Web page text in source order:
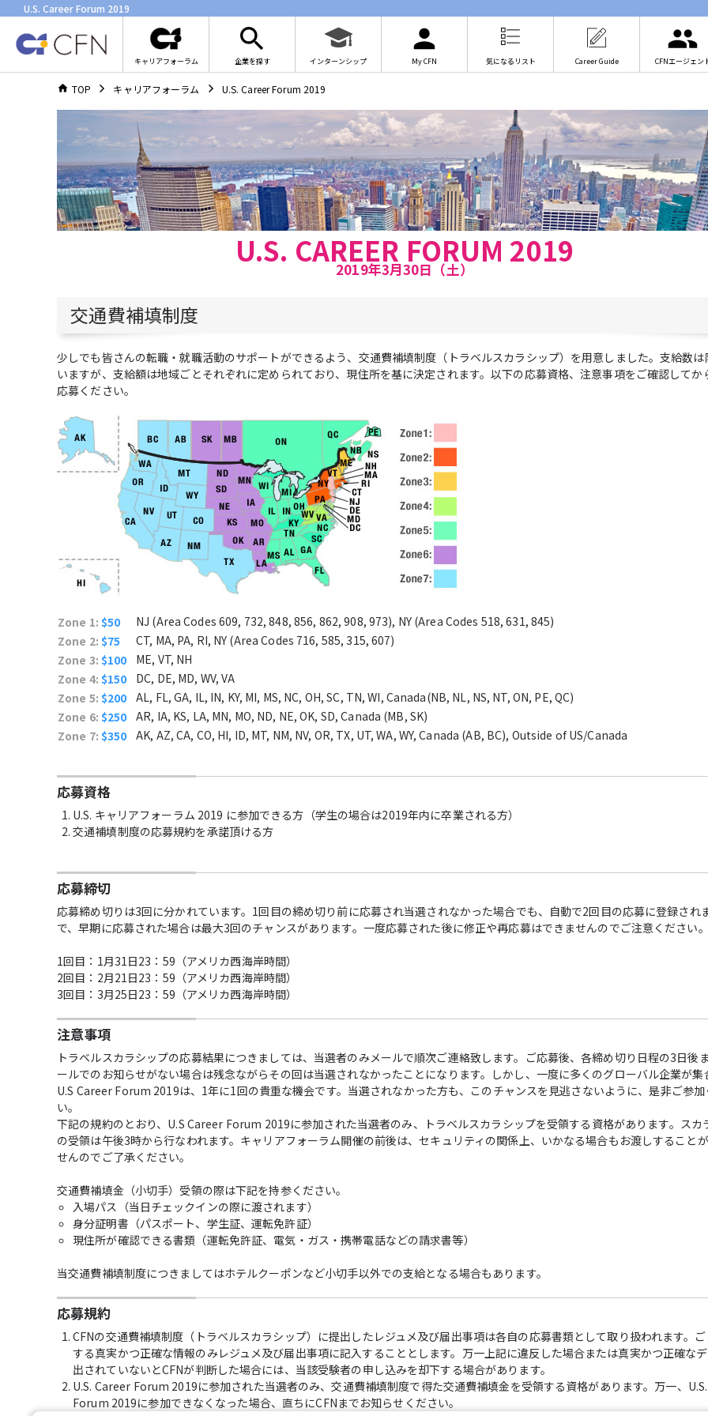
U.S. Career Forum 2019
キャリアフォーラム 企業を探す インターンシップ My CFN 気になるリスト Career Guide CFNエージェン
TOP キャリアフォーラム U.S. Career Forum 2019
U.S. CAREER FORUM 2019
2019年3月30日（土）
交通費補填制度
少しでも皆さんの転職・就職活動のサポートができるよう、交通費補填制度（トラベルスカラシップ）を用意しました。支給数は
いますが、支給額は地域ごとそれぞれに定められており、現住所を基に決定されます。以下の応募資格、注意事項をご確認してか
応募ください。
Zone 1:$50
NJ (Area Codes 609, 732, 848, 856, 862, 908, 973), NY (Area Codes 518, 631, 845)
Zone 2:$75
CT, MA, PA, RI, NY (Area Codes 716, 585, 315, 607)
Zone 3:$100
ME, VT, NH
Zone 4:$150
DC, DE, MD, WV, VA
Zone 5:$200 AL, FL, GA, IL, IN, KY, MI, MS, NC, OH, SC, TN, WI, Canada(NB, NL, NS, NT, ON, PE, QC)
Zone 6:$250 AR, IA, KS, LA, MN, MO, ND, NE, OK, SD, Canada (MB, SK)
Zone 7:$350 AK, AZ, CA, CO, HI, ID, MT, NM, NV, OR, TX, UT, WA, WY, Canada (AB, BC), Outside of US/Canada
応募資格
U.S. キャリアフォーラム 2019 に参加できる方（学生の場合は2019年内に卒業される方）
交通補填制度の応募規約を承諾頂ける方
応募締切
応募締め切りは3回に分かれています。1回目の締め切り前に応募され当選されなかった場合でも、自動で2回目の応募に登録され
で、早期に応募された場合は最大3回のチャンスがあります。一度応募された後に修正や再応募はできませんのでご注意ください。
1回目：1月31日23：59（アメリカ西海岸時間）
2回目：2月21日23：59（アメリカ西海岸時間）
3回目：3月25日23：59（アメリカ西海岸時間）
注意事項
トラベルスカラシップの応募結果につきましては、当選者のみメールで順次ご連絡致します。ご応募後、各締め切り日程の3日後
ールでのお知らせがない場合は残念ながらその回は当選されなかったことになります。しかし、一度に多くのグローバル企業が集
U.S Career Forum 2019は、1年に1回の貴重な機会です。当選されなかった方も、このチャンスを見逃さないように、是非ご参加
い。
下記の規約のとおり、U.S Career Forum 2019に参加された当選者のみ、トラベルスカラシップを受領する資格があります。スカ
の受領は午後3時から行なわれます。キャリアフォーラム開催の前後は、セキュリティの関係上、いかなる場合もお渡しすること
せんのでご了承ください。
交通費補填金（小切手）受領の際は下記を持参ください。
入場パス（当日チェックインの際に渡されます）
身分証明書（パスポート、学生証、運転免許証）
現住所が確認できる書類（運転免許証、電気・ガス・携帯電話などの請求書等）
当交通費補填制度につきましてはホテルクーポンなど小切手以外での支給となる場合もあります。
応募規約
CFNの交通費補填制度（トラベルスカラシップ）に提出したレジュメ及び届出事項は各自の応募書類として取り扱われます。
する真実かつ正確な情報のみレジュメ及び届出事項に記入することとします。万一上記に違反した場合または真実かつ正確な
出されていないとCFNが判断した場合には、当該受験者の申し込みを却下する場合があります。
U.S. Career Forum 2019に参加された当選者のみ、交通費補填制度で得た交通費補填金を受領する資格があります。万一、
Forum 2019に参加できなくなった場合、直ちにCFNまでお知らせください。